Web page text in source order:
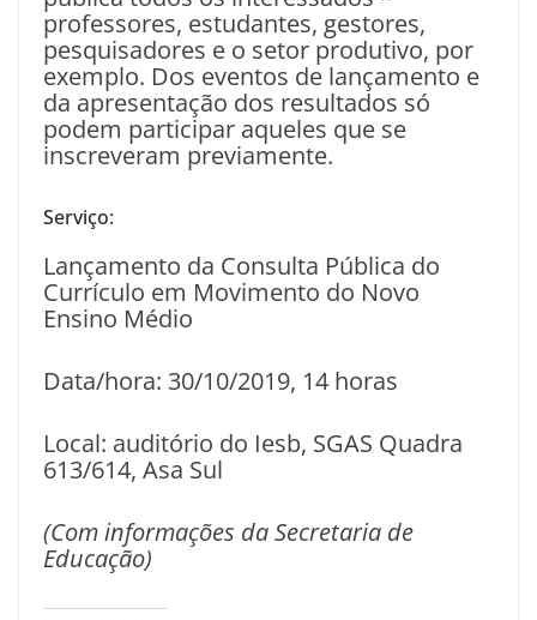
professores, estudantes, gestores,
pesquisadores e o setor produtivo, por
exemplo. Dos eventos de lançamento e
da apresentação dos resultados só
podem participar aqueles que se
inscreveram previamente.
Serviço:
Lançamento da Consulta Pública do
Currículo em Movimento do Novo
Ensino Médio
Data/hora: 30/10/2019, 14 horas
Local: auditório do Iesb, SGAS Quadra
613/614, Asa Sul
(Com informações da Secretaria de
Educação)